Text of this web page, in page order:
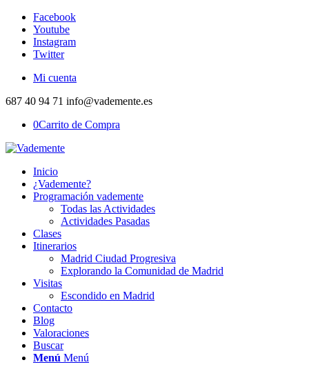
Facebook
Youtube
Instagram
Twitter
Mi cuenta
687 40 94 71 info@vademente.es
0Carrito de Compra
Inicio
¿Vademente?
Programación vademente
Todas las Actividades
Actividades Pasadas
Clases
Itinerarios
Madrid Ciudad Progresiva
Explorando la Comunidad de Madrid
Visitas
Escondido en Madrid
Contacto
Blog
Valoraciones
Buscar
Menú Menú